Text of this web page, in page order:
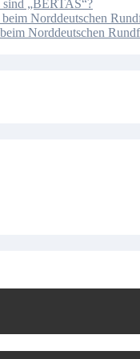
sind „BERTAS“?
Norddeutschen
Norddeutschen